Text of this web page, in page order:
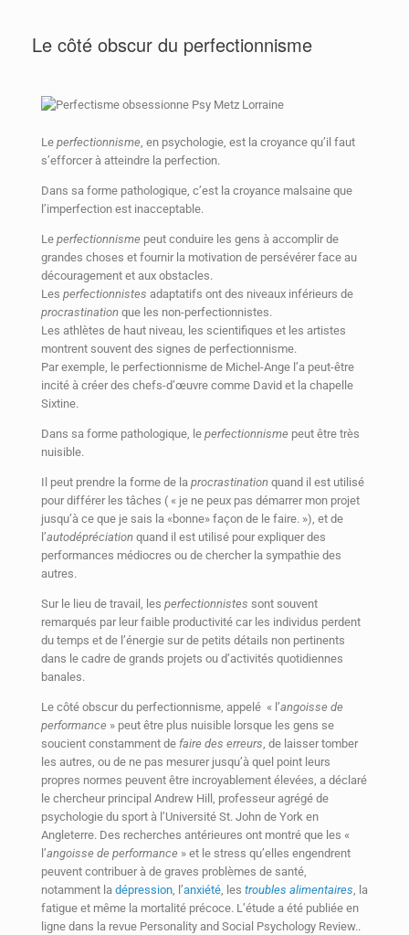
Le côté obscur du perfectionnisme
Le perfectionnisme , en psychologie, est la croyance qu’il faut
s’efforcer à atteindre la perfection.
Dans sa forme pathologique, c’est la croyance malsaine que
l’imperfection est inacceptable.
Le perfectionnisme peut conduire les gens à accomplir de
grandes choses et fournir la motivation de persévérer face au
découragement et aux obstacles.
Les perfectionnistes adaptatifs ont des niveaux inférieurs de
procrastination que les non-perfectionnistes.
Les athlètes de haut niveau, les scientifiques et les artistes
montrent souvent des signes de perfectionnisme.
Par exemple, le perfectionnisme de Michel-Ange l’a peut-être
incité à créer des chefs-d’œuvre comme David et la chapelle
Sixtine.
Dans sa forme pathologique, le perfectionnisme peut être très
nuisible.
Il peut prendre la forme de la procrastination quand il est utilisé
pour différer les tâches ( « je ne peux pas démarrer mon projet
jusqu’à ce que je sais la «bonne» façon de le faire. »), et de
l’autodépréciation quand il est utilisé pour expliquer des
performances médiocres ou de chercher la sympathie des
autres.
Sur le lieu de travail, les perfectionnistes sont souvent
remarqués par leur faible productivité car les individus perdent
du temps et de l’énergie sur de petits détails non pertinents
dans le cadre de grands projets ou d’activités quotidiennes
banales.
Le côté obscur du perfectionnisme, appelé « l’angoisse de
performance » peut être plus nuisible lorsque les gens se
soucient constamment de faire des erreurs , de laisser tomber
les autres, ou de ne pas mesurer jusqu’à quel point leurs
propres normes peuvent être incroyablement élevées, a déclaré
le chercheur principal Andrew Hill, professeur agrégé de
psychologie du sport à l’Université St. John de York en
Angleterre. Des recherches antérieures ont montré que les «
l’angoisse de performance » et le stress qu’elles engendrent
peuvent contribuer à de graves problèmes de santé,
notamment la dépression , l’anxiété , les troubles alimentaires , la
fatigue et même la mortalité précoce. L’étude a été publiée en
ligne dans la revue Personality and Social Psychology Review..